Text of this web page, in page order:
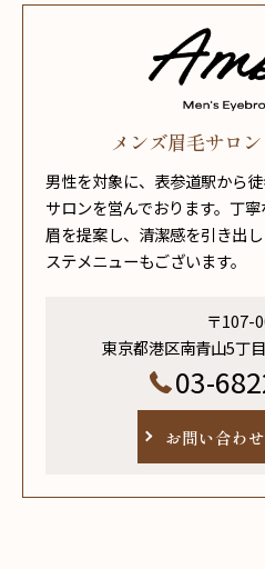
メンズ眉毛サロ
男性を対象に、表参道駅から
サロンを営んでおります。丁
眉を提案し、清潔感を引き出
ステメニューもございます。
〒107-
東京都港区南青山5丁
03-
お問い合わ